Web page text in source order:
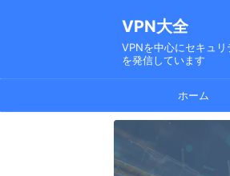
VPN大全
VPNを中心にセキュ
を発信しています
ホーム